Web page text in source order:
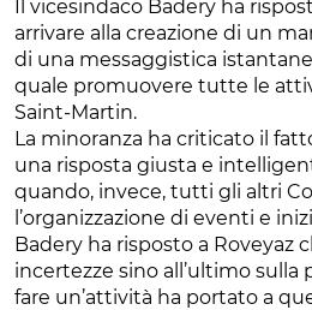
Il vicesindaco Badery ha
arrivare alla creazione di un
di una messaggistica
quale promuovere tutte le
Saint-Martin.
La minoranza ha criticato il
una risposta giusta e
quando, invece, tutti gli altri
l’organizzazione di eventi e
Badery ha risposto a Roveyaz
incertezze sino all’ultimo sulla
fare un’attività ha portato a